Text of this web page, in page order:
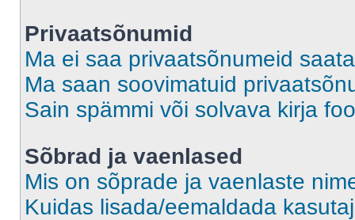
Privaatsõnumid
Ma ei saa privaatsõnumeid
Ma saan soovimatuid
Sain spämmi või solvava kirja
Sõbrad ja vaenlased
Mis on sõprade ja vaenlaste
Kuidas lisada/eemaldada